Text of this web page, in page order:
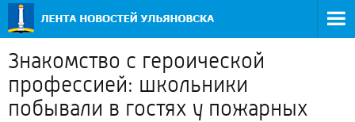
Знакомство с героической
профессией: школьники
побывали в гостях у пожарных